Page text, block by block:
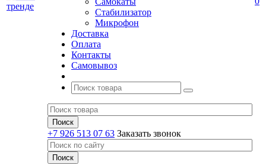
Стабилизатор
Микрофон
Доставка
Оплата
Контакты
Самовывоз
+7 926 513 07 63 Заказать звонок